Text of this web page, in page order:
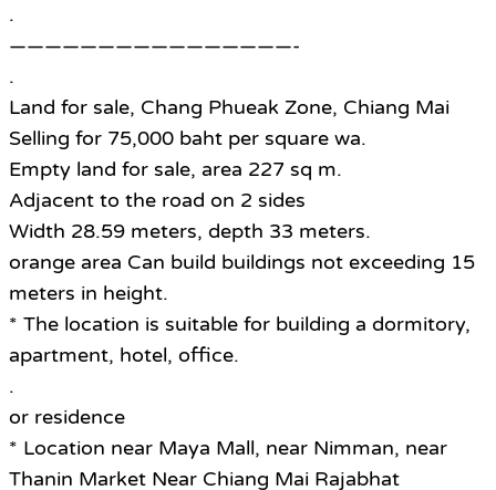
.
————————————————-
.
Land for sale, Chang Phueak Zone, Chiang Mai
Selling for 75,000 baht per square wa.
Empty land for sale, area 227 sq m.
Adjacent to the road on 2 sides
Width 28.59 meters, depth 33 meters.
orange area Can build buildings not exceeding 15
meters in height.
* The location is suitable for building a dormitory,
apartment, hotel, office.
.
or residence
* Location near Maya Mall, near Nimman, near
Thanin Market Near Chiang Mai Rajabhat